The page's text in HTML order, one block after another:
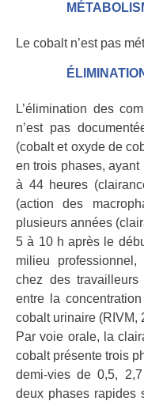
Le cobalt n’est pas
L’élimination des
n’est pas
(cobalt et oxyde de
en trois phases,
à 44 heures
(action des
plusieurs années
5 à 10 h après le
milieu
chez des travailleurs
entre la
cobalt urinaire (RIVM,
Par voie orale, la
cobalt présente trois
demi-vies de 0,5,
deux phases rapides